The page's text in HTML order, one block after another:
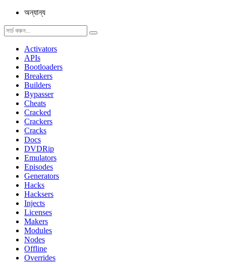
অন্যান্য
Activators
APIs
Bootloaders
Breakers
Builders
Bypasser
Cheats
Cracked
Crackers
Cracks
Docs
DVDRip
Emulators
Episodes
Generators
Hacks
Hacksers
Injects
Licenses
Makers
Modules
Nodes
Offline
Overrides